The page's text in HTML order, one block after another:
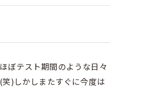
ぼテスト期間のような日々
)しかしまたすぐに今度は